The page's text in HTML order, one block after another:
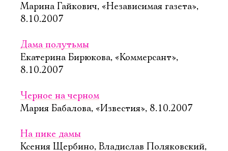
Марина Гайкович, «Независимая газета»,
8.10.2007
Дама полутьмы
Екатерина Бирюкова, «Коммерсант»,
8.10.2007
Черное на черном
Мария Бабалова, «Известия», 8.10.2007
На пике дамы
Ксения Щербино, Владислав Поляковский,